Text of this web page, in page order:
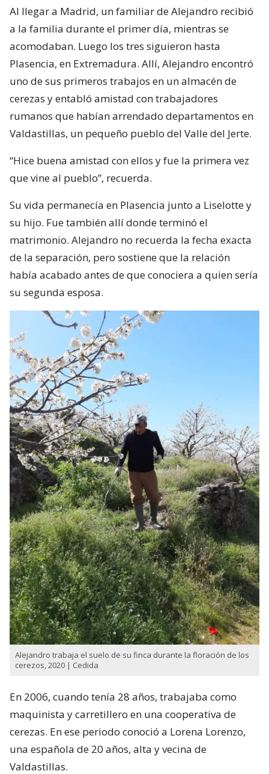
Al llegar a Madrid, un familiar de Alejandro recibió
a la familia durante el primer día, mientras se
acomodaban. Luego los tres siguieron hasta
Plasencia, en Extremadura. Allí, Alejandro encontró
uno de sus primeros trabajos en un almacén de
cerezas y entabló amistad con trabajadores
rumanos que habían arrendado departamentos en
Valdastillas, un pequeño pueblo del Valle del Jerte.
“Hice buena amistad con ellos y fue la primera vez
que vine al pueblo”, recuerda.
Su vida permanecía en Plasencia junto a Liselotte y
su hijo. Fue también allí donde terminó el
matrimonio. Alejandro no recuerda la fecha exacta
de la separación, pero sostiene que la relación
había acabado antes de que conociera a quien sería
su segunda esposa.
Alejandro trabaja el suelo de su finca durante la floración de los
cerezos, 2020 | Cedida
En 2006, cuando tenía 28 años, trabajaba como
maquinista y carretillero en una cooperativa de
cerezas. En ese periodo conoció a Lorena Lorenzo,
una española de 20 años, alta y vecina de
Valdastillas.